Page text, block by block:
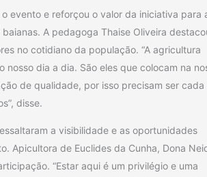
evento e reforçou o valor da iniciativa para
A pedagoga Thaise Oliveira
no cotidiano da população. “A agricultura
nosso dia a dia. São eles que colocam na
de qualidade, por isso precisam ser cada
disse.
a visibilidade e as oportunidades
Apicultora de Euclides da Cunha, Dona
“Estar aqui é um privilégio e uma